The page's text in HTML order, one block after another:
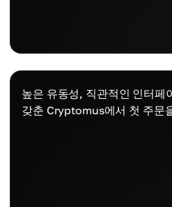
높은 유동성, 직관적인 인터페
갖춘 Cryptomus에서 첫 주문